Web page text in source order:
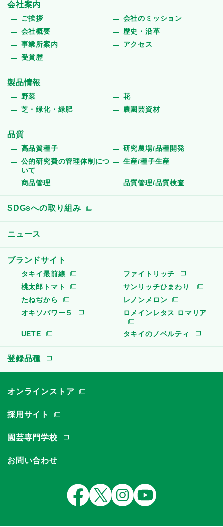
会社案内
ご挨拶
会社のミッション
会社概要
歴史・沿革
事業所案内
アクセス
受賞歴
製品情報
野菜
花
芝・緑化・緑肥
農園芸資材
品質
高品質種子
研究農場/品種開発
公的研究費の管理体制につ
いて
生産/種子生産
商品管理 品質管理/品質検査
SDGsへの取り組み
ニュース
ブランドサイト
タキイ最前線
ファイトリッチ
桃太郎トマト
サンリッチひまわり
たねぢから
レノンメロン
オキソパワー５
ロメインレタス ロマリア
UETE タキイのノベルティ
登録品種
オンラインストア
採用サイト
園芸専門学校
お問い合わせ